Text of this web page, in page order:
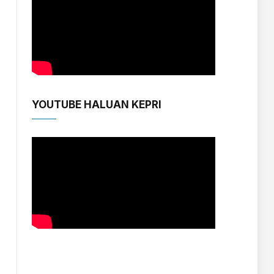
YOUTUBE HALUAN KEPRI